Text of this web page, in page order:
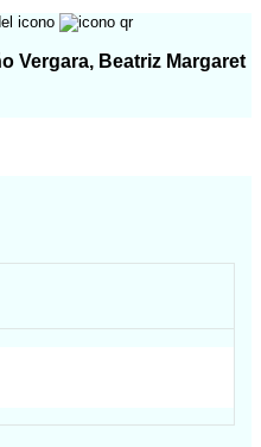
Vergara, Beatriz Margaret